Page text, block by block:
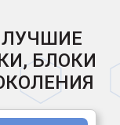
ЛУЧШИЕ
БЛОКИ